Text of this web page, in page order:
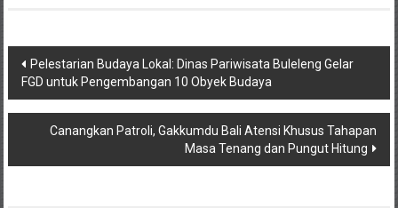
Navigasi
pos
Pelestarian Budaya Lokal: Dinas Pariwisata Buleleng Gelar
FGD untuk Pengembangan 10 Obyek Budaya
Canangkan Patroli, Gakkumdu Bali Atensi Khusus Tahapan
Masa Tenang dan Pungut Hitung